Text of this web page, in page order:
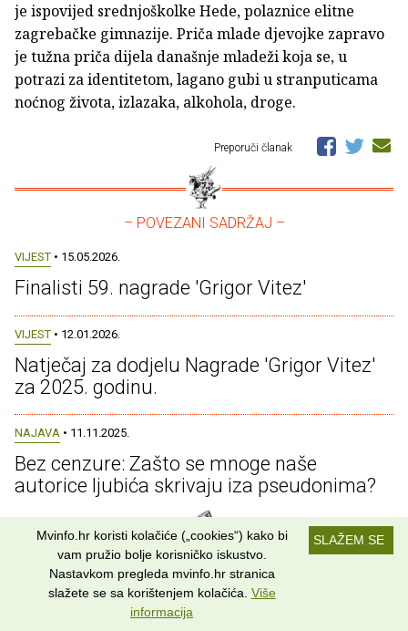
je ispovijed srednjoškolke Hede, polaznice elitne
zagrebačke gimnazije. Priča mlade djevojke zapravo
je tužna priča dijela današnje mladeži koja se, u
potrazi za identitetom, lagano gubi u stranputicama
noćnog života, izlazaka, alkohola, droge.
Preporuči članak
– POVEZANI SADRŽAJ –
VIJEST • 15.05.2026.
Finalisti 59. nagrade 'Grigor Vitez'
VIJEST • 12.01.2026.
Natječaj za dodjelu Nagrade 'Grigor Vitez'
za 2025. godinu.
NAJAVA • 11.11.2025.
Bez cenzure: Zašto se mnoge naše
autorice ljubića skrivaju iza pseudonima?
– PRETRAŽI SVE ČLANKE –
SLAŽEM SE
Mvinfo.hr koristi kolačiće („cookies“) kako bi
vam pružio bolje korisničko iskustvo.
Nastavkom pregleda mvinfo.hr stranica
slažete se sa korištenjem kolačića. Više
informacija